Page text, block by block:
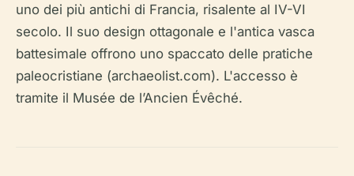
uno dei più antichi di Francia, risalente al IV-VI
secolo. Il suo design ottagonale e l'antica vasca
battesimale offrono uno spaccato delle pratiche
paleocristiane (archaeolist.com). L'accesso è
tramite il Musée de l’Ancien Évêché.